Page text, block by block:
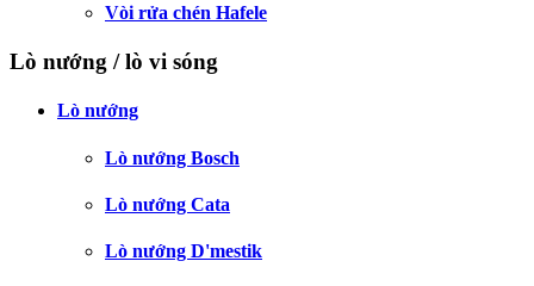
Vòi rửa chén Hafele
Lò nướng / lò vi sóng
Lò nướng
Lò nướng Bosch
Lò nướng Cata
Lò nướng D'mestik